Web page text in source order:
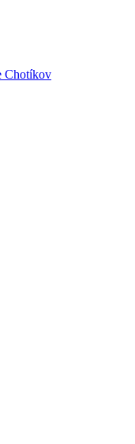
Chotíkov